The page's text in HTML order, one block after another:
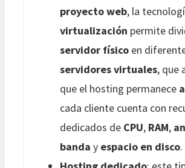
proyecto web, la
virtualización permite
servidor físico en
servidores virtuales, que
que el hosting permanece
cada cliente cuenta con
dedicados de CPU, RAM,
banda y espacio en disco.